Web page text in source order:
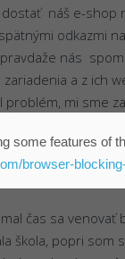
náš e-shop
odkazmi
nás
a z ich
mi sme
čase nájsť
čas sa venovať
škola, popri som
some features of
browser-